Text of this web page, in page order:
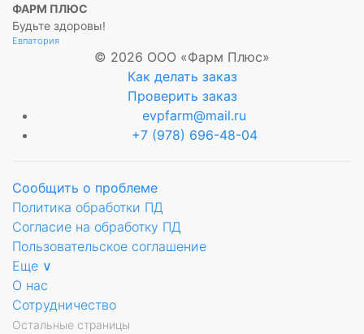
ФАРМ ПЛЮС
Будьте здоровы!
Евпатория
© 2026 ООО «Фарм Плюс»
Как делать заказ
Проверить заказ
evpfarm@mail.ru
+7 (978) 696-48-04
Сообщить о проблеме
Политика обработки ПД
Согласие на обработку ПД
Пользовательское соглашение
Еще ∨
О нас
Сотрудничество
Остальные страницы